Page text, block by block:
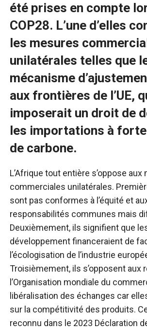
été prises en compte
COP28. L’une d’elles
les mesures
unilatérales telles que
mécanisme
aux frontières de l’UE,
imposerait un droit de
les importations à
de carbone.
L’Afrique tout entière s’oppose aux
commerciales unilatérales.
sont pas conformes à l’équité et
responsabilités communes mais
Deuxièmement, ils signifient que
développement financeraient de
l’écologisation de l’industrie
Troisièmement, ils s’opposent aux
l’Organisation mondiale du
libéralisation des échanges car
sur la compétitivité des produits.
reconnu dans le 2023 Déclaration